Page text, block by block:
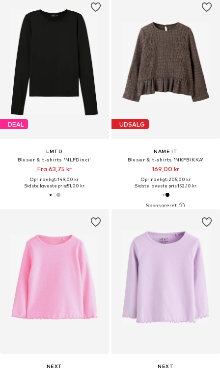
DEAL
LMTD
Bluser & t-shirts 'NLFDinci'
Fra 63,75 kr
Oprindeligt: 149,00 kr
Sidste laveste pris:51,00 kr
UDSALG
NAME IT
Bluser & t-shirts 'NKFBIKKA'
169,00 kr
Oprindeligt: 205,00 kr
Sidste laveste pris:152,10 kr
NEXT
NEXT